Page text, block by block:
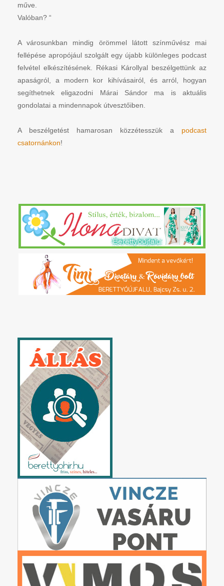
műve.
Valóban? “
A városunkban mindig örömmel látott színművész mai
fellépése apropójául szolgált egy újabb különleges podcast
felvétel elkészítésének. Rékasi Károllyal beszélgettünk az
apaságról, a modern kor kihívásairól, és arról, hogyan
segíthetnek eligazodni Márai Sándor ma is aktuális
gondolatai a mindennapok útvesztőiben.
A beszélgetést hamarosan közzétesszük a podcast
csatornánkon!